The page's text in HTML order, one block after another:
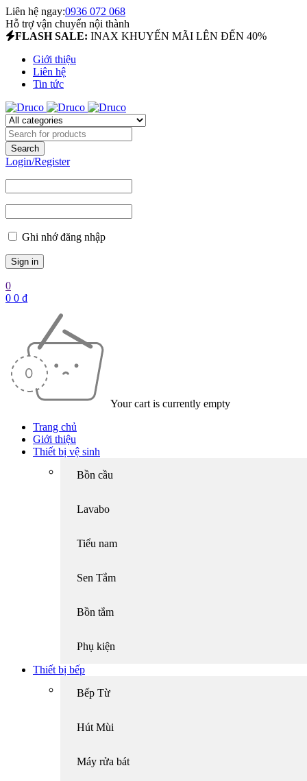
Liên hệ ngay:0936 072 068
Hỗ trợ vận chuyển nội thành
FLASH SALE: INAX KHUYẾN MÃI LÊN ĐẾN 40%
Giới thiệu
Liên hệ
Tin tức
Login/Register
Ghi nhớ đăng nhập
0
0 0 ₫
Your cart is currently empty
Trang chủ
Giới thiệu
Thiết bị vệ sinh
Bồn cầu
Lavabo
Tiểu nam
Sen Tắm
Bồn tắm
Phụ kiện
Thiết bị bếp
Bếp Từ
Hút Mùi
Máy rửa bát